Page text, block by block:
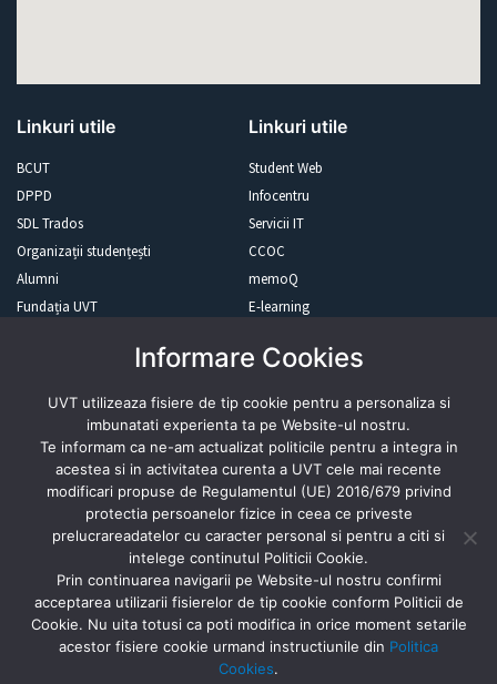
Linkuri utile
BCUT
DPPD
SDL Trados
Organizații studențești
Alumni
Fundația UVT
Linkuri utile
Student Web
Infocentru
Servicii IT
CCOC
memoQ
E-learning
Revista presei
Abonează-te
Informare Cookies
UVT utilizeaza fisiere de tip cookie pentru a personaliza si
imbunatati experienta ta pe Website-ul nostru.
Te informam ca ne-am actualizat politicile pentru a integra in
acestea si in activitatea curenta a UVT cele mai recente
modificari propuse de Regulamentul (UE) 2016/679 privind
protectia persoanelor fizice in ceea ce priveste
prelucrareadatelor cu caracter personal si pentru a citi si
intelege continutul Politicii Cookie.
Prin continuarea navigarii pe Website-ul nostru confirmi
acceptarea utilizarii fisierelor de tip cookie conform Politicii de
Cookie. Nu uita totusi ca poti modifica in orice moment setarile
acestor fisiere cookie urmand instructiunile din Politica
Cookies.